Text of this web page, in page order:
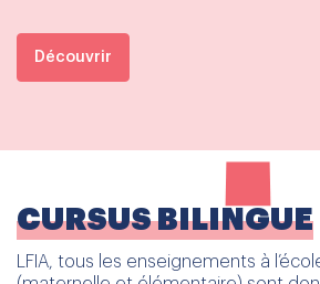
Découvrir
CURSUS BILINGUE
LFIA, tous les enseignements à